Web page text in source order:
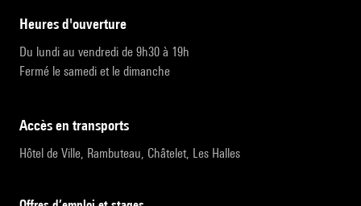
heures d'ouverture
Du lundi au vendredi de 9h30 à 19h
Fermé le samedi et le dimanche
accès en transports
Hôtel de Ville, Rambuteau, Châtelet, Les Halles